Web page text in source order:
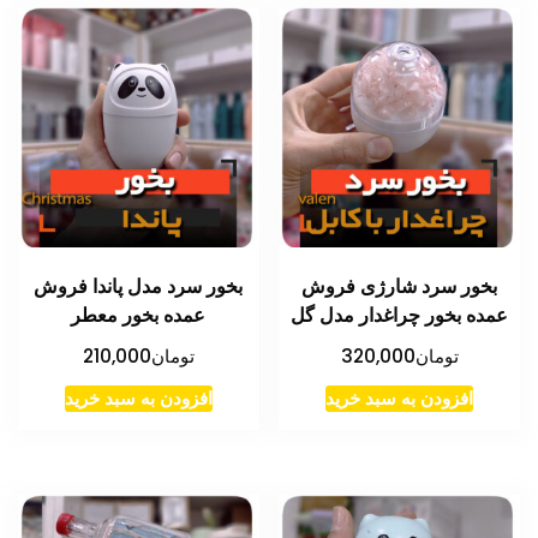
بخور سرد شارژی فروش
عمده بخور چراغدار مدل گل
تومان320,000
افزودن به سبد خرید
بخور سرد مدل پاندا فروش
عمده بخور معطر
تومان210,000
افزودن به سبد خرید